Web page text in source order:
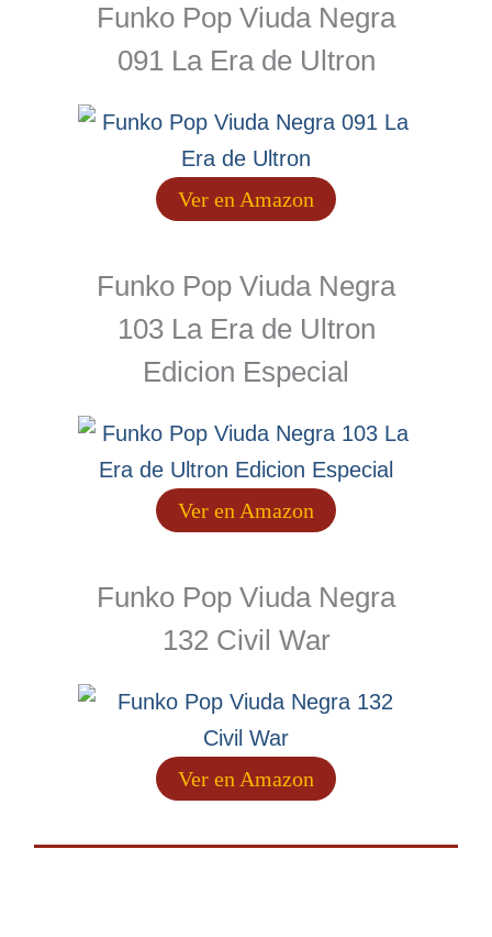
Funko Pop Viuda Negra
091 La Era de Ultron
Ver en Amazon
Funko Pop Viuda Negra
103 La Era de Ultron
Edicion Especial
Ver en Amazon
Funko Pop Viuda Negra
132 Civil War
Ver en Amazon